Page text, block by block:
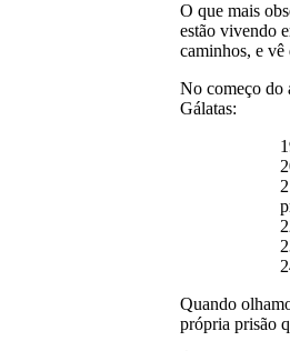
O que mais
estão vivendo
caminhos, e vê
No começo do
Gálatas:
Quando
própria prisão